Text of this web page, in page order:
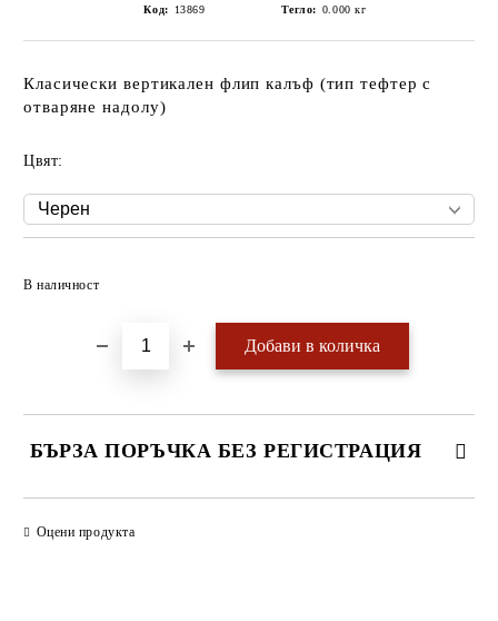
Код: 13869 Тегло: 0.000 кг
Класически вертикален флип калъф (тип тефтер с
отваряне надолу)
Цвят:
В наличност
БЪРЗА ПОРЪЧКА БЕЗ РЕГИСТРАЦИЯ
Оцени продукта